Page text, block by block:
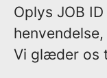
Oplys JOB ID
henvendelse,
Vi glæder os